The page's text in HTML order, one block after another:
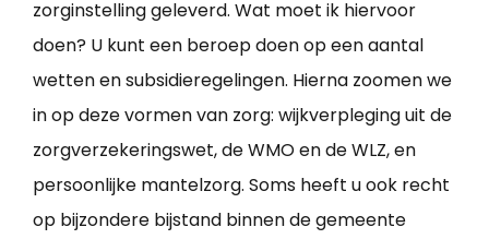
zorginstelling geleverd. Wat moet ik hiervoor
doen? U kunt een beroep doen op een aantal
wetten en subsidieregelingen. Hierna zoomen we
in op deze vormen van zorg: wijkverpleging uit de
zorgverzekeringswet, de WMO en de WLZ, en
persoonlijke mantelzorg. Soms heeft u ook recht
op bijzondere bijstand binnen de gemeente